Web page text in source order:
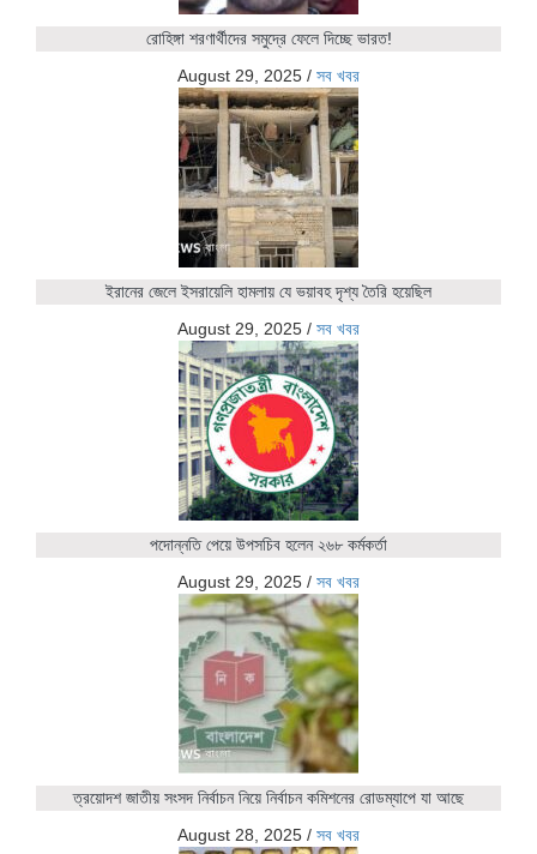
রোহিঙ্গা শরণার্থীদের সমুদ্রে ফেলে দিচ্ছে ভারত!
August 29, 2025 / সব খবর
ইরানের জেলে ইসরায়েলি হামলায় যে ভয়াবহ দৃশ্য তৈরি হয়েছিল
August 29, 2025 / সব খবর
পদোন্নতি পেয়ে উপসচিব হলেন ২৬৮ কর্মকর্তা
August 29, 2025 / সব খবর
ত্রয়োদশ জাতীয় সংসদ নির্বাচন নিয়ে নির্বাচন কমিশনের রোডম্যাপে যা আছে
August 28, 2025 / সব খবর